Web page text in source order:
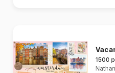
1500
Nathan